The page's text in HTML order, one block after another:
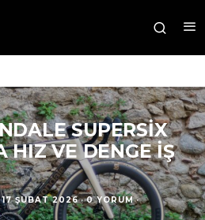
SUPERSIX
HIZ VE DENGE İŞ
17 ŞUBAT 2026 · 0 YORUM ·